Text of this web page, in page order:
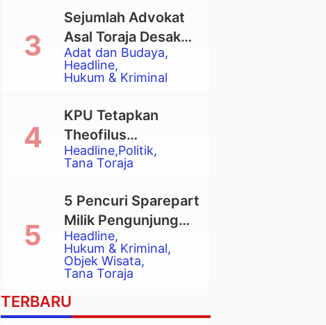
Adat dan Budaya
Headline
Hukum & Kriminal
Sejumlah Advokat
Asal Toraja Desak
Mahkamah Agung
Larang Penggunaan
Eksekusi Rumah
Adat Tongkonan
Headline Politik
Tana Toraja
KPU Tetapkan
Theofilus
Allorerung dan
Zadrak Tombe
sebagai Bupati dan
Wakil Bupati Tana
Toraja Terpilih
Headline
Hukum & Kriminal
Objek Wisata
Tana Toraja
5 Pencuri Sparepart
Milik Pengunjung
Objek Wisata
Pango-Pango
Ditangkap Polisi
TERBARU